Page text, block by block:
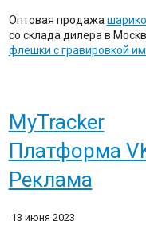
Оптовая продажа
со склада дилера в
флешки с гравировкой
MyTracker
Платформа
Реклама
13 июня 2023